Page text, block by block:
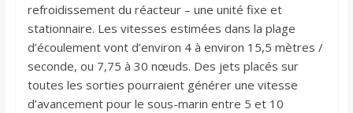
refroidissement du réacteur – une unité fixe et
stationnaire. Les vitesses estimées dans la plage
d’écoulement vont d’environ 4 à environ 15,5 mètres /
seconde, ou 7,75 à 30 nœuds. Des jets placés sur
toutes les sorties pourraient générer une vitesse
d’avancement pour le sous-marin entre 5 et 10